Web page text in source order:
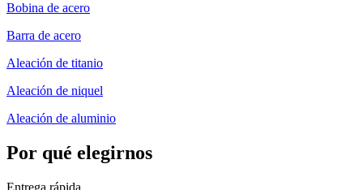
Bobina de acero
Barra de acero
Aleación de titanio
Aleación de niquel
Aleación de aluminio
Por qué elegirnos